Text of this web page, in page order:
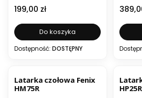
Cena
199,00 zł
Do koszyka
Dostępność: DOSTĘPNY
Cena
Latarka czołowa Fenix
HM75R